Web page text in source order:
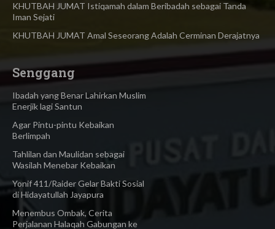
KHUTBAH JUMAT Istiqamah dalam Beribadah sebagai Tanda
Iman Sejati
KHUTBAH JUMAT Amal Seseorang Adalah Cerminan Derajatnya
Senggang
Ibadah yang Benar Lahirkan Muslim
Enerjik lagi Santun
Agar Pintu-pintu Kebaikan
Berlimpah
Tahlilan dan Maulidan sebagai
Wasilah Menebar Kebaikan
Yonif 411/Raider Gelar Bakti Sosial
di Hidayatullah Jayapura
Menembus Ombak, Cerita
Perjalanan Halaqah Gabungan ke